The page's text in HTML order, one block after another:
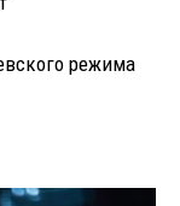
режима